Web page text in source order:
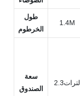
طول
الخرطوم
1.4M
سعة
الصندوق
لترات2.3